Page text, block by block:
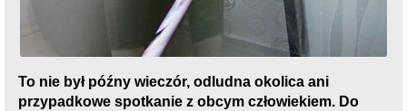
To nie był późny wieczór, odludna okolica ani
przypadkowe spotkanie z obcym człowiekiem. Do